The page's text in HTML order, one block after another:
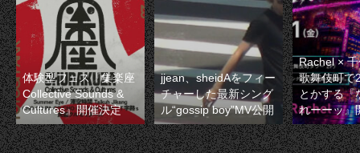
体験型フェス『集楽座
Collective Sounds &
Cultures』開催決定
jjean、sheidAをフィー
チャーした最新シング
ル“gossip boy”MV公開
Rachel ×
歌舞伎町で
とかする『
れーーッ』